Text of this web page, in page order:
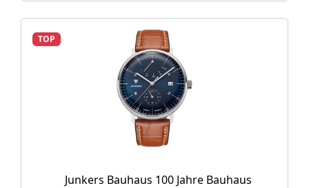
TOP
Junkers Bauhaus 100 Jahre Bauhaus